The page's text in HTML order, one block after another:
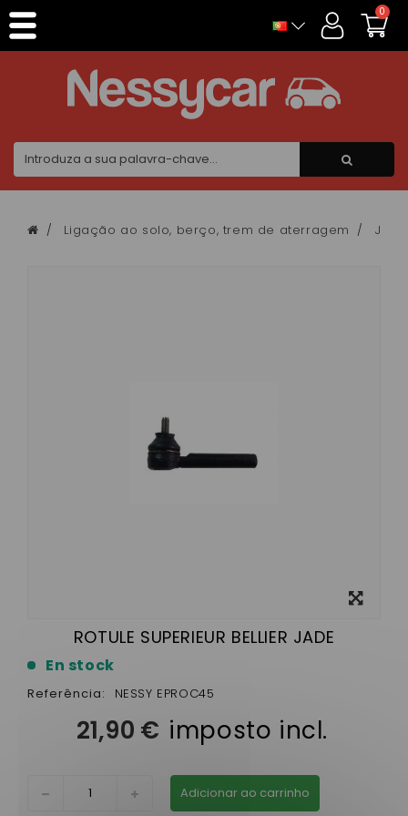
0
Ligação ao solo, berço, trem de aterragem
ROTULE SUPERIEUR BELLIER JADE
En stock
Referência: NESSY EPROC45
21,90 € imposto incl.
Adicionar ao carrinho
Painel de Gerenciamento de Cookies